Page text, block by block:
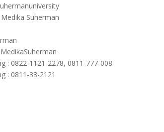
Suherman
: 0822-1121-2278, 0811-777-008
: 0811-33-2121